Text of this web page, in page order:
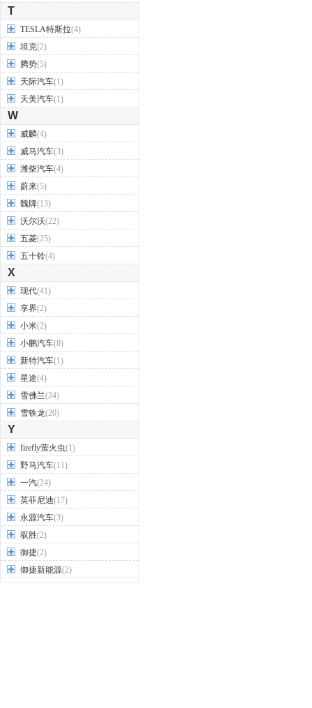
T
TESLA特斯拉(4)
坦克(2)
腾势(5)
天际汽车(1)
天美汽车(1)
W
威麟(4)
威马汽车(3)
潍柴汽车(4)
蔚来(5)
魏牌(13)
沃尔沃(22)
五菱(25)
五十铃(4)
X
现代(41)
享界(2)
小米(2)
小鹏汽车(8)
新特汽车(1)
星途(4)
雪佛兰(24)
雪铁龙(20)
Y
firefly萤火虫(1)
野马汽车(11)
一汽(24)
英菲尼迪(17)
永源汽车(3)
驭胜(2)
御捷(2)
御捷新能源(2)